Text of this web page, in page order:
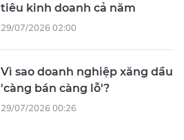
tiêu kinh doanh cả năm
29/07/2026 02:00
Vì sao doanh nghiệp xăng dầu
'càng bán càng lỗ'?
29/07/2026 00:26